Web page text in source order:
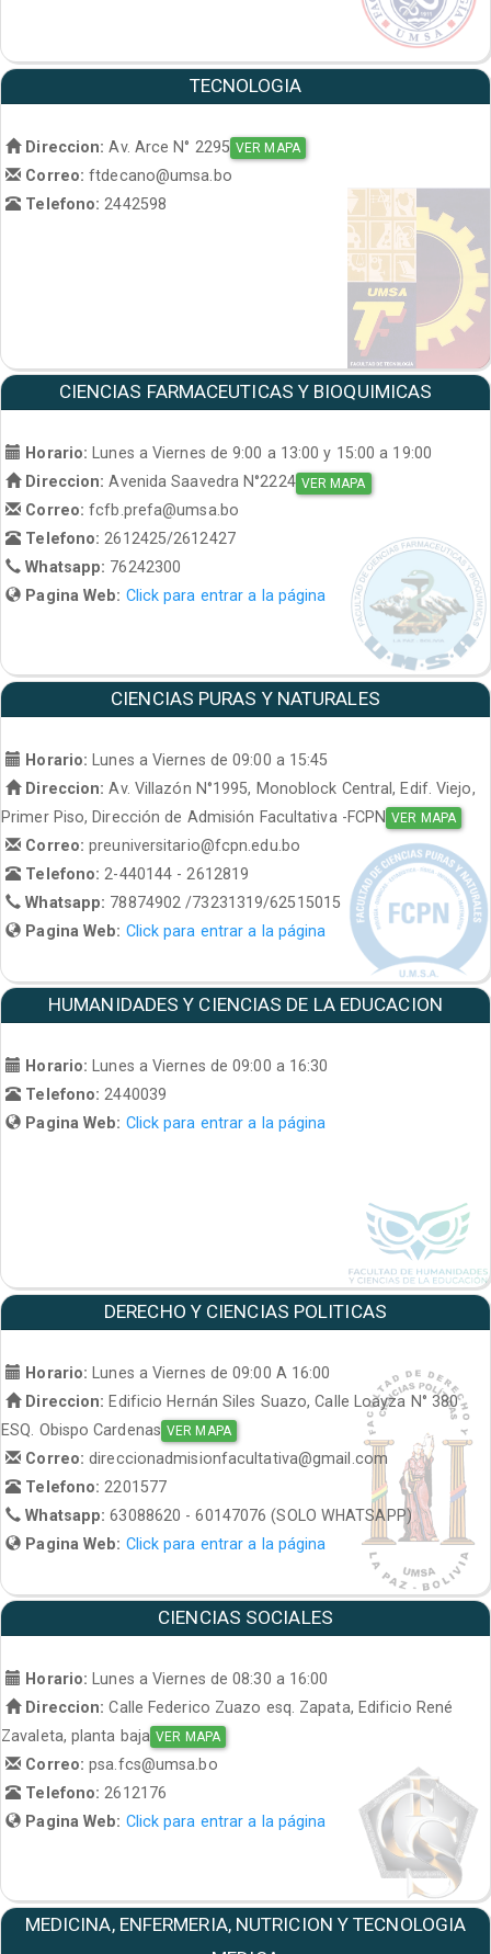
TECNOLOGIA
Direccion: Av. Arce N° 2295 VER MAPA
Correo:ftdecano@umsa.bo
Telefono: 2442598
CIENCIAS FARMACEUTICAS Y BIOQUIMICAS
Horario: Lunes a Viernes de 9:00 a 13:00 y 15:00 a 19:00
Direccion: Avenida Saavedra N°2224 VER MAPA
Correo:fcfb.prefa@umsa.bo
Telefono:2612425/2612427
Whatsapp: 76242300
Pagina Web: Click para entrar a la página
CIENCIAS PURAS Y NATURALES
Horario:
Lunes a Viernes de 09:00 a 15:45
Direccion: Av. Villazón N°1995, Monoblock Central, Edif. Viejo,
Primer Piso, Dirección de Admisión Facultativa -FCPN VER MAPA
Correo:preuniversitario@fcpn.edu.bo
Telefono: 2-440144 - 2612819
Whatsapp: 78874902 /73231319/62515015
Pagina Web: Click para entrar a la página
HUMANIDADES Y CIENCIAS DE LA EDUCACION
Horario: Lunes a Viernes de 09:00 a 16:30
Telefono:2440039
Pagina Web: Click para entrar a la página
DERECHO Y CIENCIAS POLITICAS
Horario:
Lunes a Viernes de 09:00 A 16:00
Direccion: Edificio Hernán Siles Suazo, Calle Loayza N° 380
ESQ. Obispo Cardenas VER MAPA
Correo:direccionadmisionfacultativa@gmail.com
Telefono: 2201577
Whatsapp:63088620 - 60147076 (SOLO WHATSAPP)
Pagina Web: Click para entrar a la página
CIENCIAS SOCIALES
Horario:
Lunes a Viernes de 08:30 a 16:00
Direccion: Calle Federico Zuazo esq. Zapata, Edificio René
Zavaleta, planta baja VER MAPA
Correo:psa.fcs@umsa.bo
Telefono: 2612176
Pagina Web: Click para entrar a la página
MEDICINA, ENFERMERIA, NUTRICION Y TECNOLOGIA